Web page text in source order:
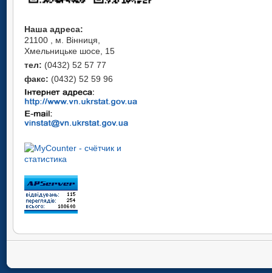
Наша адреса:
21100 , м. Вінниця,
Хмельницьке шосе, 15
тел: (0432) 52 57 77
факс: (0432) 52 59 96